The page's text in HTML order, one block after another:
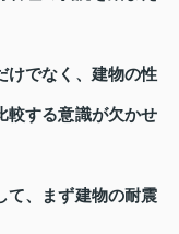
けでなく、建物の性
較する意識が欠かせ
て、まず建物の耐震